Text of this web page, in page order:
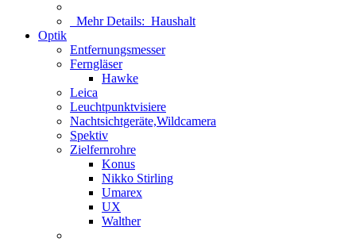
Mehr Details: Haushalt
Optik
Entfernungsmesser
Ferngläser
Hawke
Leica
Leuchtpunktvisiere
Nachtsichtgeräte,Wildcamera
Spektiv
Zielfernrohre
Konus
Nikko Stirling
Umarex
UX
Walther